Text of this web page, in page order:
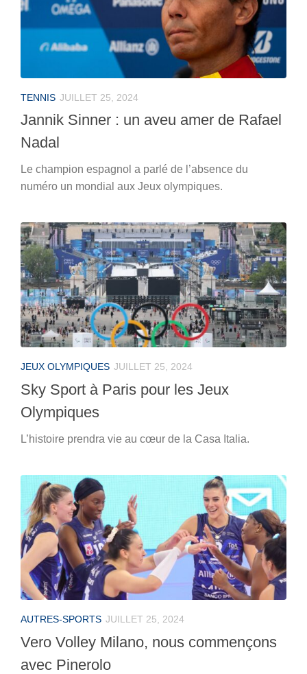
TENNIS JUILLET 25, 2024
Jannik Sinner : un aveu amer de Rafael
Nadal
Le champion espagnol a parlé de l’absence du
numéro un mondial aux Jeux olympiques.
JEUX OLYMPIQUES JUILLET 25, 2024
Sky Sport à Paris pour les Jeux
Olympiques
L’histoire prendra vie au cœur de la Casa Italia.
AUTRES-SPORTS JUILLET 25, 2024
Vero Volley Milano, nous commençons
avec Pinerolo